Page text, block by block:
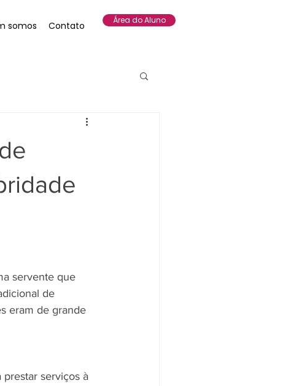
somos Contato Área do Aluno
servente que
de
eram de grande
serviços à